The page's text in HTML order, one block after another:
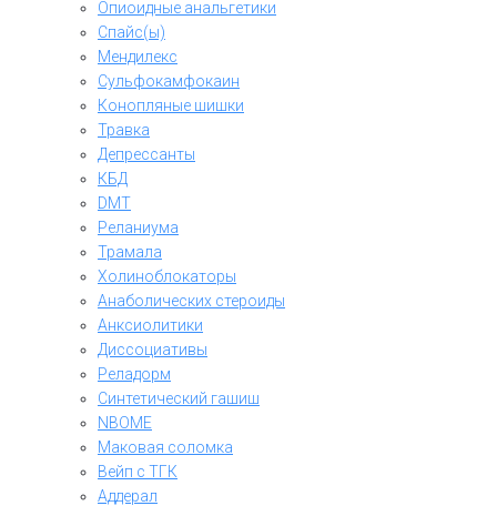
Опиоидные анальгетики
Спайс(ы)
Мендилекс
Сульфокамфокаин
Конопляные шишки
Травка
Депрессанты
КБД
DMT
Реланиума
Трамала
Холиноблокаторы
Анаболических стероиды
Анксиолитики
Диссоциативы
Реладорм
Синтетический гашиш
NBOME
Маковая соломка
Вейп с ТГК
Аддерал